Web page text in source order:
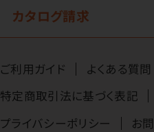
カタログ請求
ご利用ガイド よくある質問
特定商取引法に基づく表記
プライバシーポリシー
お